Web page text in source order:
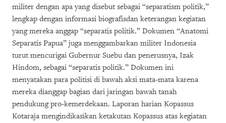
militer dengan apa yang disebut sebagai “separatism politik,”
lengkap dengan informasi biografisdan keterangan kegiatan
yang mereka anggap “separatis politik.” Dokumen “Anatomi
Separatis Papua” juga menggambarkan militer Indonesia
turut mencurigai Gubernur Suebu dan penerusnya, Izak
Hindom, sebagai “separatis politik.” Dokumen ini
menyatakan para politisi di bawah aksi mata-mata karena
mereka dianggap bagian dari jaringan bawah tanah
pendukung pro-kemerdekaan. Laporan harian Kopassus
Kotaraja mengindikasikan ketakutan Kopassus atas kegiatan